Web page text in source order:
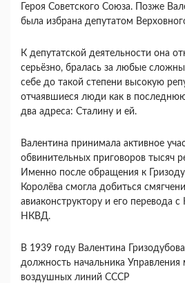
Героя Советского Союза. Позже
была избрана депутатом
К депутатской деятельности она
серьёзно, бралась за любые
себе до такой степени высокую
отчаявшиеся люди как в
два адреса: Сталину и ей.
Валентина принимала активное
обвинительных приговоров тысяч
Именно после обращения к
Королёва смогла добиться
авиаконструктору и его перевода
НКВД.
В 1939 году Валентина
должность начальника
воздушных линий СССР